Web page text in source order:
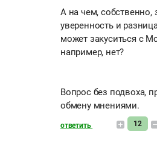
А на чем, собственно,
уверенность и
может закуситься с
например, нет?
Вопрос без подвоха,
обмену мнениями.
ответить 12